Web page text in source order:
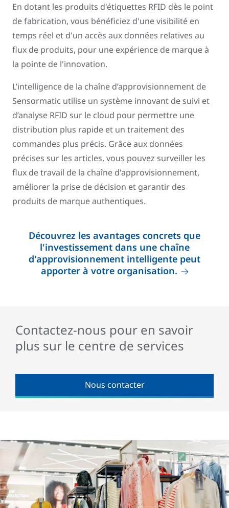
En dotant les produits d'étiquettes RFID dès le point
de fabrication, vous bénéficiez d'une visibilité en
temps réel et d'un accès aux données relatives au
flux de produits, pour une expérience de marque à
la pointe de l'innovation.
L’intelligence de la chaîne d’approvisionnement de
Sensormatic utilise un système innovant de suivi et
d’analyse RFID sur le cloud pour permettre une
distribution plus rapide et un traitement des
commandes plus précis. Grâce aux données
précises sur les articles, vous pouvez surveiller les
flux de travail de la chaîne d'approvisionnement,
améliorer la prise de décision et garantir des
produits de marque authentiques.
Découvrez les avantages concrets que
l'investissement dans une chaîne
d'approvisionnement intelligente peut
apporter à votre organisation.
Contactez-nous pour en savoir
plus sur le centre de services
Nous contacter